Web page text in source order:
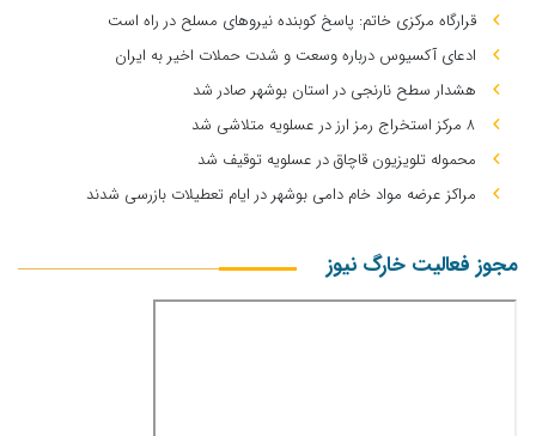
قرارگاه مرکزی خاتم: پاسخ کوبنده نیروهای مسلح در راه است
ادعای آکسیوس درباره وسعت و شدت حملات اخیر به ایران
هشدار سطح نارنجی در استان بوشهر صادر شد
۸ مرکز استخراج رمز ارز در عسلویه متلاشی شد
محموله تلویزیون قاچاق در عسلویه توقیف شد
مراکز عرضه مواد خام دامی بوشهر در ایام تعطیلات بازرسی شدند
مجوز فعالیت خارگ نیوز